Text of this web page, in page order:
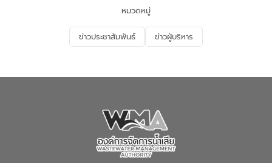
ด้านน้ำของประเทศ และเตรียมความพร้อม
รองรับการเติบโตของเมือง รวมถึงการ
ลงทุนในอุตสาหกรรมแห่งอนาคต ตลอดจน
มุ่งตอบโจทย์ความท้าทายจากวิกฤตการ
ในครั้งนี้เป็นการดึงจุดแข็งและความ
(อจน.) มาผสานกับประสบการณ์และ
เทคโนโลยีโครงข่ายน้ำครบวงจรในพื้นที่ EEC
ของอีสท์ วอเตอร์ เพื่อร่วมกันศึกษา
เทคโนโลยีการปรับปรุงคุณภาพน้ำ (Water
Reuse) และพัฒนารูปแบบการดำเนินงาน
หมวดหมู่
ข่าวประชาสัมพันธ์ ข่าวผู้บริหาร